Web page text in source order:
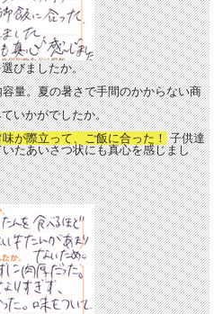
びましたか。
量。夏の暑さで手間のかからない商
いかがでしたか。
が際立って、ご飯に合った！ 子供達
たあいさつ状にも真心を感じまし